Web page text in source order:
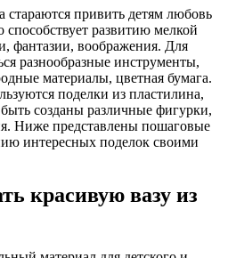
стараются привить детям любовь
способствует развитию мелкой
фантазии, воображения. Для
разнообразные инструменты,
материалы, цветная бумага.
поделки из пластилина,
созданы различные фигурки,
Ниже представлены пошаговые
интересных поделок своими
красивую вазу из